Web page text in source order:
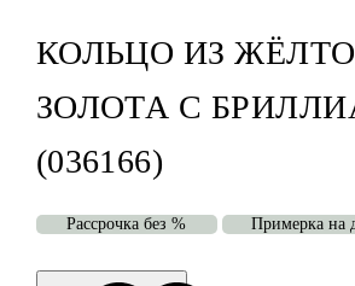
КОЛЬЦО ИЗ
ЗОЛОТА С
(036166)
Рассрочка без % Примерка на